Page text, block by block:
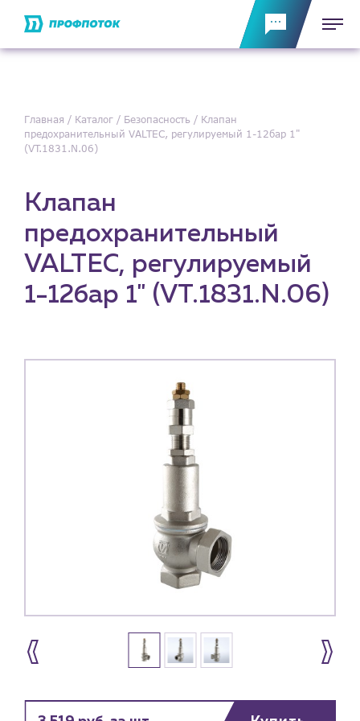
Главная Каталог Безопасность
Клапан
предохранительный VALTEC, регулируемый 1-12бар 1"
(VT.1831.N.06)
Клапан
предохранительный
VALTEC, регулируемый
1-12бар 1" (VT.1831.N.06)